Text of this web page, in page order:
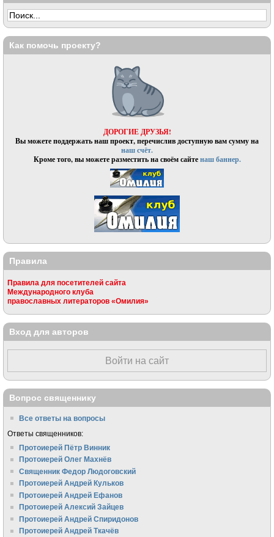
Как помочь проекту?
ДОРОГИЕ ДРУЗЬЯ!
Вы можете поддержать наш проект, перечислив доступную вам сумму на
наш счёт.
Кроме того, вы можете разместить на своём сайтенаш баннер.
Правила
Правила для посетителей сайта
Международного клуба
православных литераторов «Омилия»
Вход для авторов
Войти на сайт
Вопрос священнику
Все ответы на вопросы
Ответы священников:
Протоиерей Пётр Винник
Протоиерей Олег Махнёв
Священник Федор Людоговский
Протоиерей Андрей Кульков
Протоиерей Андрей Ефанов
Протоиерей Алексий Зайцев
Протоиерей Андрей Спиридонов
Протоиерей Андрей Ткачёв